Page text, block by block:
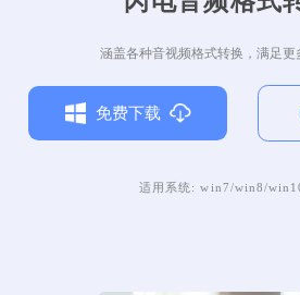
涵盖各种音视频格式转换，满足更
免费下载
适用系统: win7/win8/